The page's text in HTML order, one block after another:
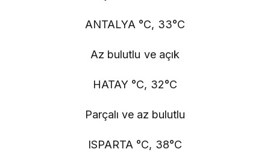
ANTALYA °C, 33°C
Az bulutlu ve açık
HATAY °C, 32°C
Parçalı ve az bulutlu
ISPARTA °C, 38°C